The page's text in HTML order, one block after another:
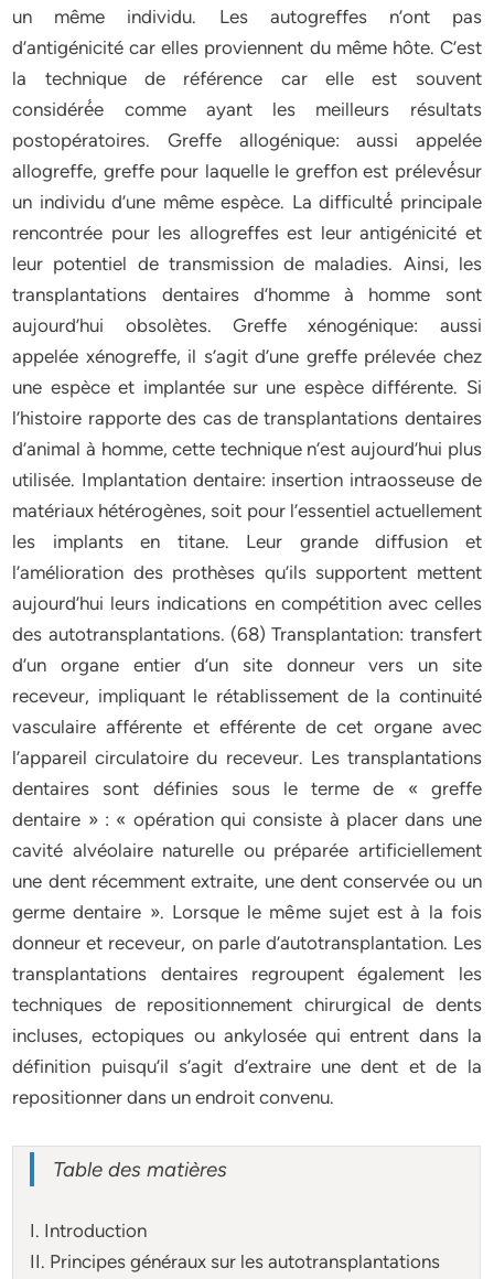
un même individu. Les autogreffes n’ont pas
d’antigénicité car elles proviennent du même hôte. C’est
la technique de référence car elle est souvent
considéré́e comme ayant les meilleurs résultats
postopératoires. Greffe allogénique: aussi appelée
allogreffe, greffe pour laquelle le greffon est prélevé́sur
un individu d’une même espèce. La difficulté́ principale
rencontrée pour les allogreffes est leur antigénicité et
leur potentiel de transmission de maladies. Ainsi, les
transplantations dentaires d’homme à homme sont
aujourd’hui obsolètes. Greffe xénogénique: aussi
appelée xénogreffe, il s’agit d’une greffe prélevée chez
une espèce et implantée sur une espèce différente. Si
l’histoire rapporte des cas de transplantations dentaires
d’animal à homme, cette technique n’est aujourd’hui plus
utilisée. Implantation dentaire: insertion intraosseuse de
matériaux hétérogènes, soit pour l’essentiel actuellement
les implants en titane. Leur grande diffusion et
l’amélioration des prothèses qu’ils supportent mettent
aujourd’hui leurs indications en compétition avec celles
des autotransplantations. (68) Transplantation: transfert
d’un organe entier d’un site donneur vers un site
receveur, impliquant le rétablissement de la continuité
vasculaire afférente et efférente de cet organe avec
l’appareil circulatoire du receveur. Les transplantations
dentaires sont définies sous le terme de « greffe
dentaire » : « opération qui consiste à placer dans une
cavité alvéolaire naturelle ou préparée artificiellement
une dent récemment extraite, une dent conservée ou un
germe dentaire ». Lorsque le même sujet est à la fois
donneur et receveur, on parle d’autotransplantation. Les
transplantations dentaires regroupent également les
techniques de repositionnement chirurgical de dents
incluses, ectopiques ou ankylosée qui entrent dans la
définition puisqu’il s’agit d’extraire une dent et de la
repositionner dans un endroit convenu.
Table des matières
I. Introduction
II. Principes généraux sur les autotransplantations